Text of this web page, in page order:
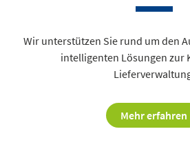
Wir unterstützen Sie rund um den
intelligenten Lösungen zur
Mehr erfahren